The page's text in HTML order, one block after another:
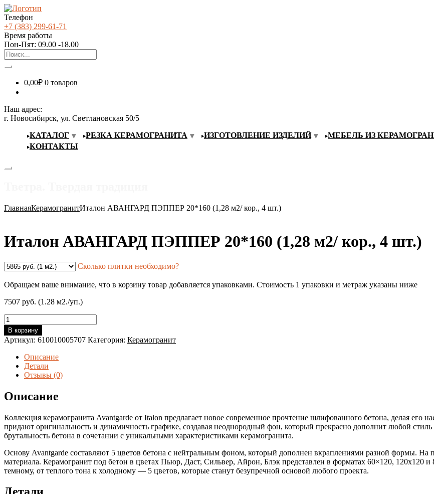
Телефон
+7 (383) 299-61-71
Время работы
Пон-Пят: 09.00 -18.00
0,00₽ 0 товаров
Наш адрес:
г. Новосибирск, ул. Светлановская 50/5
КАТАЛОГ
РЕЗКА КЕРАМОГРАНИТА ИЗГОТОВЛЕНИЕ ИЗДЕЛИЙ МЕБЕЛЬ ИЗ
КОНТАКТЫ
ГлавнаяКерамогранитИталон АВАНГАРД ПЭППЕР 20*160 (1,28 м2/ кор., 4 шт.)
Италон АВАНГАРД ПЭППЕР 20*160 (1,28 м2/ кор., 4 шт.)
Сколько плитки необходимо?
Обращаем ваше внимание, что в корзину товар добавляется упаковками. Стоимость 1 упаковки и метраж указаны ниже
7507 руб. (1.28 м2./уп.)
Количество
товара
Италон
АВАНГАРД
ПЭППЕР
20*160
(1,28
кор.,
4
В корзину
Артикул: 610010005707 Категория: Керамогранит
Описание
Детали
Отзывы (0)
Описание
Коллекция керамогранита Avantgarde от Italon предлагает новое современное прочтение шлифованного бетона, делая
придают оригинальность и динамичность графике, создавая неоднородный фон, который прекрасно дополнит любой
брутальность бетона в сочетании с уникальными характеристиками керамогранита.
Основу Avantgarde составляют 5 цветов бетона с нейтральным фоном, который дополнен вкраплениями разной формы. На
материала. Керамогранит под бетон в цветах Пьюр, Даст, Сильвер, Айрон, Блэк представлен в форматах 60×120, 120х120
темному, от теплого тона к холодному — 5 цветов, которые станут безупречной основой любого проекта.